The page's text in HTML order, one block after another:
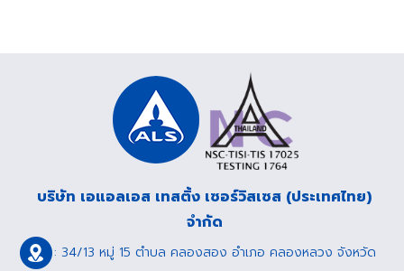
บริษัท เอแอลเอส เทสติ้ง เซอร์วิสเซส (ประเทศไทย)
จำกัด
: 34/13 หมู่ 15 ตำบล คลองสอง อำเภอ คลองหลวง จังหวัด